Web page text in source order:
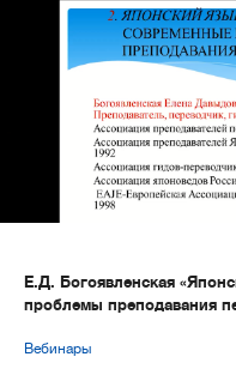
Е.Д. Богоявленская
проблемы преподавания
Вебинары